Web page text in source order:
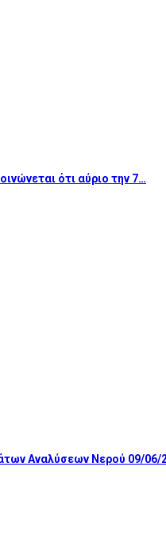
ότι αύριο την 7…
Αναλύσεων Νερού 09/06/